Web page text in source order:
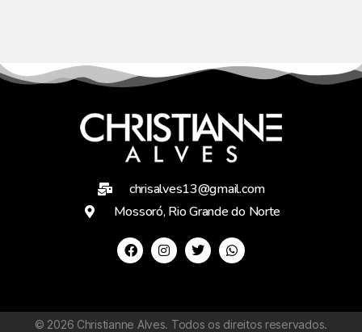
chrisalves13@gmail.com
Mossoró, Rio Grande do Norte
© 2026 Christianne Alves. Todos os direitos reservados.